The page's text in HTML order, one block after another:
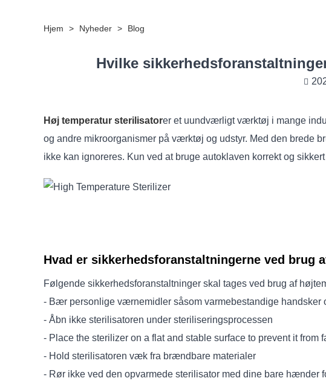
Hjem > Nyheder > Blog
Hvilke
Høj temperatur sterilisatorer et uundværligt værktøj i mange
og andre mikroorganismer på værktøj og udstyr. Med den brede
ikke kan ignoreres. Kun ved at bruge autoklaven korrekt og
Hvad er sikkerhedsforanstaltningerne ved brug
Følgende sikkerhedsforanstaltninger skal tages ved brug af
- Bær personlige værnemidler såsom varmebestandige handsker
- Åbn ikke sterilisatoren under steriliseringsprocessen
- Place the sterilizer on a flat and stable surface to prevent it from
- Hold sterilisatoren væk fra brændbare materialer
- Rør ikke ved den opvarmede sterilisator med dine bare hænder